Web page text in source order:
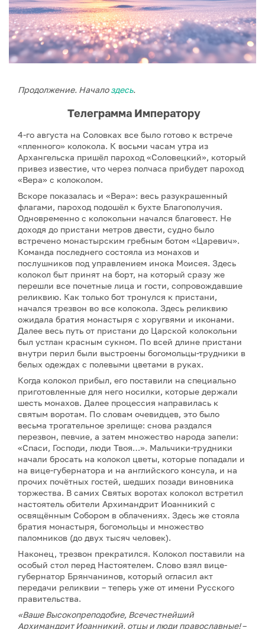
Продолжение. Началоздесь.
Телеграмма Императору
4-го августа на Соловках все было готово к встрече
«пленного» колокола. К восьми часам утра из
Архангельска пришёл пароход «Соловецкий», который
привез известие, что через полчаса прибудет пароход
«Вера» с колоколом.
Вскоре показалась и «Вера»: весь разукрашенный
флагами, пароход подошёл к бухте Благополучия.
Одновременно с колокольни начался благовест. Не
доходя до пристани метров двести, судно было
встречено монастырским гребным ботом «Царевич».
Команда последнего состояла из монахов и
послушников под управлением инока Моисея. Здесь
колокол быт принят на борт, на который сразу же
перешли все почетные лица и гости, сопровождавшие
реликвию. Как только бот тронулся к пристани,
начался трезвон во все колокола. Здесь реликвию
ожидала братия монастыря с хоругвями и иконами.
Далее весь путь от пристани до Царской колокольни
был устлан красным сукном. По всей длине пристани
внутри перил были выстроены богомольцы-трудники в
белых одеждах с полевыми цветами в руках.
Когда колокол прибыл, его поставили на специально
приготовленные для него носилки, которые держали
шесть монахов. Далее процессия направилась к
святым воротам. По словам очевидцев, это было
весьма трогательное зрелище: снова раздался
перезвон, певчие, а затем множество народа запели:
«Спаси, Господи, люди Твоя…». Мальчики-трудники
начали бросать на колокол цветы, которые попадали и
на вице-губернатора и на английского консула, и на
прочих почётных гостей, шедших позади виновника
торжества. В самих Святых воротах колокол встретил
настоятель обители Архимандрит Иоанникий с
освящённым Собором в облачениях. Здесь же стояла
братия монастыря, богомольцы и множество
паломников (до двух тысяч человек).
Наконец, трезвон прекратился. Колокол поставили на
особый стол перед Настоятелем. Слово взял вице-
губернатор Брянчанинов, который огласил акт
передачи реликвии – теперь уже от имени Русского
правительства.
«Ваше Высокопреподобие, Всечестнейший
Архимандрит Иоанникий, отцы и люди православные!–